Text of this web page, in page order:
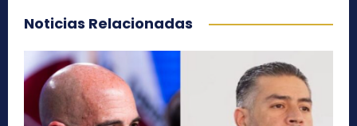
Noticias Relacionadas